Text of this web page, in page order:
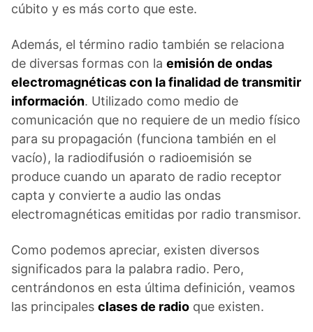
cúbito y es más corto que este.
Además, el término radio también se relaciona
de diversas formas con la emisión de ondas
electromagnéticas con la finalidad de transmitir
información. Utilizado como medio de
comunicación que no requiere de un medio físico
para su propagación (funciona también en el
vacío), la radiodifusión o radioemisión se
produce cuando un aparato de radio receptor
capta y convierte a audio las ondas
electromagnéticas emitidas por radio transmisor.
Como podemos apreciar, existen diversos
significados para la palabra radio. Pero,
centrándonos en esta última definición, veamos
las principales clases de radio que existen.